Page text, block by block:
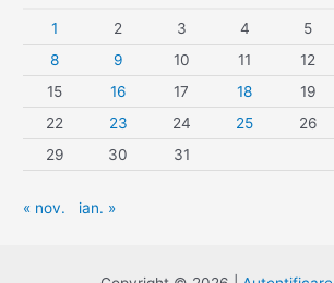
1 2 3 4 5
8
9 10 11 12
15
16 17 18 19
22
23 24 25 26
29
30 31
« nov. ian. »